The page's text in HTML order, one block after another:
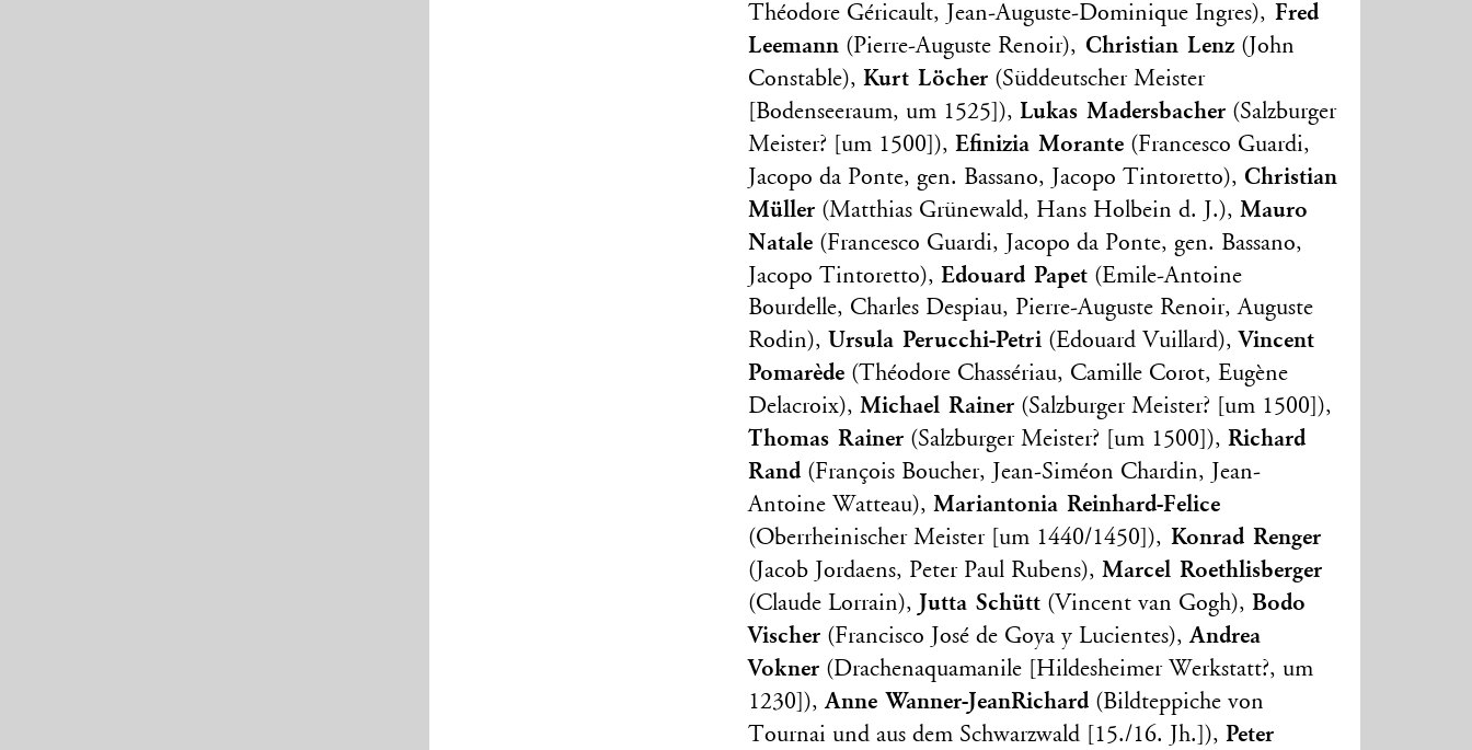
Théodore Géricault, Jean-Auguste-Dominique Ingres), Fred
Leemann (Pierre-Auguste Renoir), Christian Lenz (John
Constable),Kurt Löcher (Süddeutscher Meister
[Bodenseeraum, um 1525]),Lukas Madersbacher (Salzburger
Meister? [um 1500]),Efinizia Morante (Francesco Guardi,
Jacopo da Ponte, gen. Bassano, Jacopo Tintoretto), Christian
Müller (Matthias Grünewald, Hans Holbein d. J.),Mauro
Natale (Francesco Guardi, Jacopo da Ponte, gen. Bassano,
Jacopo Tintoretto),Edouard Papet (Emile-Antoine
Bourdelle, Charles Despiau, Pierre-Auguste Renoir, Auguste
Rodin), Ursula Perucchi-Petri (Edouard Vuillard), Vincent
Pomarède (Théodore Chassériau, Camille Corot, Eugène
Delacroix),Michael Rainer (Salzburger Meister? [um 1500]),
Thomas Rainer (Salzburger Meister? [um 1500]),Richard
Rand (François Boucher, Jean-Siméon Chardin, Jean-
Antoine Watteau),Mariantonia Reinhard-Felice
(Oberrheinischer Meister [um 1440/1450]), Konrad Renger
(Jacob Jordaens, Peter Paul Rubens),Marcel Roethlisberger
(Claude Lorrain), Jutta Schütt (Vincent van Gogh),Bodo
Vischer (Francisco José de Goya y Lucientes),Andrea
Vokner (Drachenaquamanile [Hildesheimer Werkstatt?, um
1230]),Anne Wanner-JeanRichard (Bildteppiche von
Tournai und aus dem Schwarzwald [15./16. Jh.]),Peter